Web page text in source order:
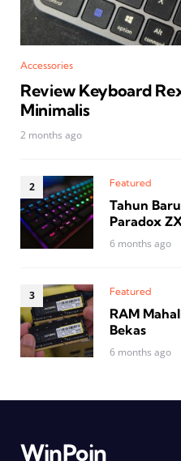
Accessories
Review Keyboard
Minimalis
2 months ago
Featured
Tahun
Paradox
6 months ago
Featured
RAM
Bekas
6 months ago
WinPoin